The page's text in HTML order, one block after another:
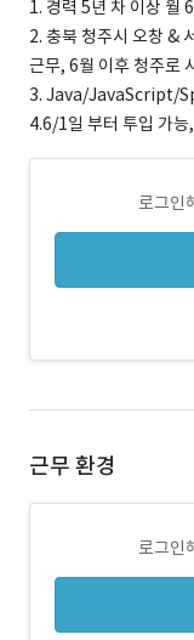
1. 경력 5년 차 이상 월
2. 충북 청주시 오창 &
근무, 6월 이후 청주로
3. Java/JavaScript/
4.6/1일 부터 투입 가능
로그인
근무 환경
로그인